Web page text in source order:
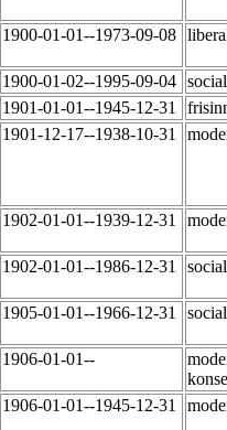
1900-01-01--1973-09-08
1900-01-02--1995-09-04
1901-01-01--1945-12-31
1901-12-17--1938-10-31
1902-01-01--1939-12-31
1902-01-01--1986-12-31
1905-01-01--1966-12-31
1906-01-01--
1906-01-01--1945-12-31